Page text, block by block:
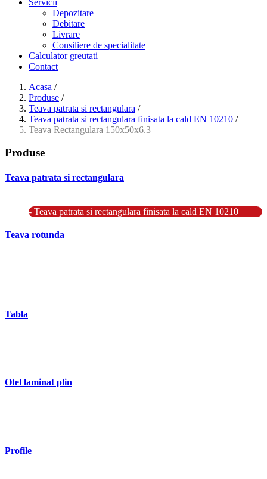
Depozitare
Debitare
Livrare
Consiliere de specialitate
Calculator greutati
Contact
Acasa /
Produse /
Teava patrata si rectangulara /
Teava patrata si rectangulara finisata la cald EN 10210 /
Teava Rectangulara 150x50x6.3
Produse
Teava patrata si rectangulara
- Teava patrata si rectangulara finisata la cald EN 10210
Teava rotunda
Tabla
Otel laminat plin
Profile